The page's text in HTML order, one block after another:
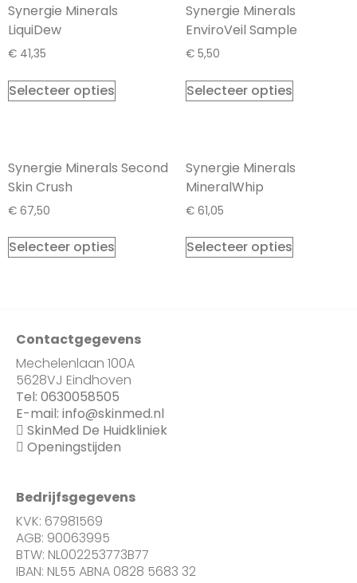
Synergie Minerals
LiquiDew
€ 41,35
Selecteer opties
Synergie Minerals
EnviroVeil Sample
€5,50
Selecteer opties
Synergie Minerals Second
Skin Crush
€ 67,50
Selecteer opties
Synergie Minerals
MineralWhip
€61,05
Selecteer opties
Contactgegevens
Mechelenlaan 100A
5628VJ Eindhoven
Tel: 0630058505
E-mail: info@skinmed.nl
SkinMed De Huidkliniek
Openingstijden
Bedrijfsgegevens
KVK: 67981569
AGB: 90063995
BTW: NL002253773B77
IBAN: NL55 ABNA 0828 5683 32